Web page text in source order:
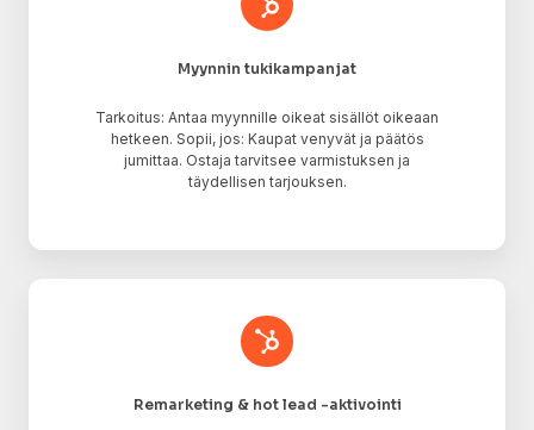
Myynnin tukikampanjat
Tarkoitus: Antaa myynnille oikeat sisällöt oikeaan
hetkeen. Sopii, jos: Kaupat venyvät ja päätös
jumittaa. Ostaja tarvitsee varmistuksen ja
täydellisen tarjouksen.
Remarketing & hot lead -aktivointi
hot
lead
aktivointi